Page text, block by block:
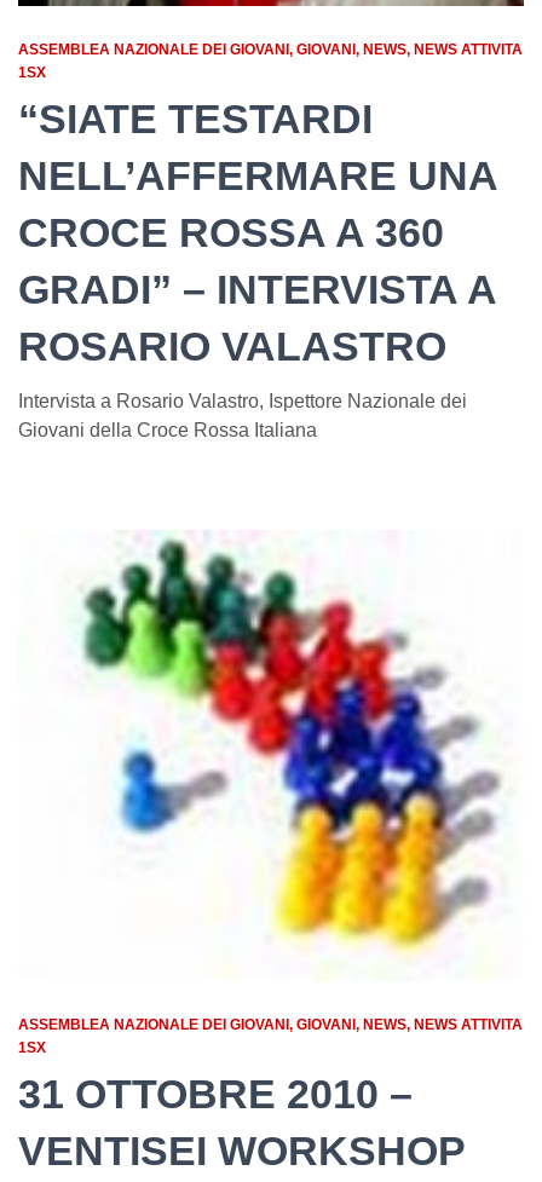
ASSEMBLEA NAZIONALE DEI GIOVANI GIOVANI NEWS NEWS ATTIVITA
1SX
“SIATE TESTARDI
NELL’AFFERMARE UNA
CROCE ROSSA A 360
GRADI” – INTERVISTA A
ROSARIO VALASTRO
Intervista a Rosario Valastro, Ispettore Nazionale dei
Giovani della Croce Rossa Italiana
ASSEMBLEA NAZIONALE DEI GIOVANI GIOVANI NEWS NEWS ATTIVITA
1SX
31 OTTOBRE 2010 –
VENTISEI WORKSHOP